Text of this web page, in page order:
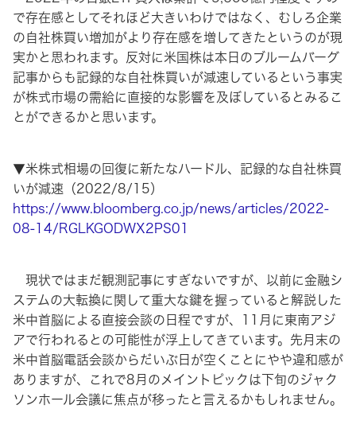
で存在感としてそれほど大きいわけではなく、むしろ企業
の自社株買い増加がより存在感を増してきたというのが現
実かと思われます。反対に米国株は本日のブルームバーグ
記事からも記録的な自社株買いが減速しているという事実
が株式市場の需給に直接的な影響を及ぼしているとみるこ
とができるかと思います。
▼米株式相場の回復に新たなハードル、記録的な自社株買
いが減速（2022/8/15）
https://www.bloomberg.co.jp/news/articles/2022-
08-14/RGLKGODWX2PS01
現状ではまだ観測記事にすぎないですが、以前に金融シ
ステムの大転換に関して重大な鍵を握っていると解説した
米中首脳による直接会談の日程ですが、11月に東南アジ
アで行われるとの可能性が浮上してきています。先月末の
米中首脳電話会談からだいぶ日が空くことにやや違和感が
ありますが、これで8月のメイントピックは下旬のジャク
ソンホール会議に焦点が移ったと言えるかもしれません。